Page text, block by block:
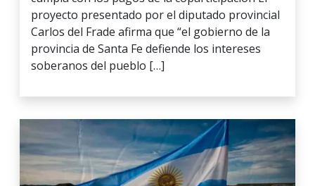
proyecto presentado por el diputado provincial
Carlos del Frade afirma que “el gobierno de la
provincia de Santa Fe defiende los intereses
soberanos del pueblo […]